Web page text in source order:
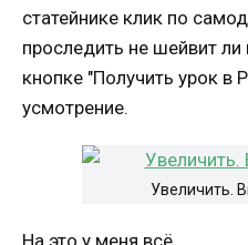
статейнике клик по
проследить не шейвит ли
кнопке "Получить урок в
усмотрение.
Увеличить.
На это у меня всё.